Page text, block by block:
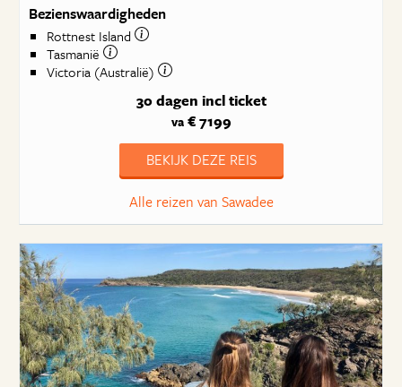
Bezienswaardigheden
Rottnest Island
Tasmanië
Victoria (Australië)
30 dagen incl ticket
va€ 7199
BEKIJK DEZE REIS
Alle reizen van Sawadee